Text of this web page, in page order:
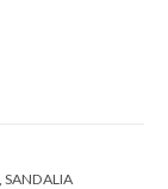
SANDALIA